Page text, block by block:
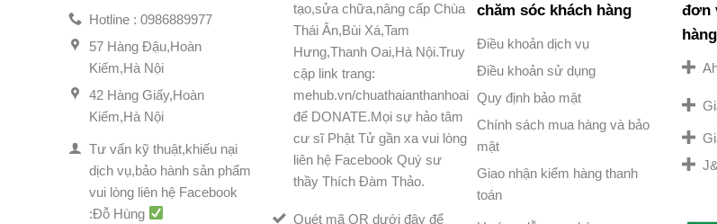
Hotline : 0986889977
57 Hàng Đậu,Hoàn
Kiếm,Hà Nội
42 Hàng Giấy,Hoàn
Kiếm,Hà Nội
Tư vấn kỹ thuật,khiếu nại
dịch vụ,bảo hành sản phẩm
vui lòng liên hệ Facebook
:Đỗ Hùng
tạo,sửa chữa,nâng cấp Chùa
Thái Ân,Bùi Xá,Tam
Hưng,Thanh Oai,Hà Nội.Truy
cập link trang:
mehub.vn/chuathaianthanhoai
để DONATE.Mọi sự hảo tâm
cư sĩ Phật Tử gần xa vui lòng
liên hệ Facebook Quý sư
thầy Thích Đàm Thảo.
Quét mã QR dưới đây để
chăm sóc khách hàng
Điều khoản dịch vụ
Điều khoản sử dụng
Quy định bảo mật
Chính sách mua hàng và bảo
mật
Giao nhận kiểm hàng thanh
toán
đơn